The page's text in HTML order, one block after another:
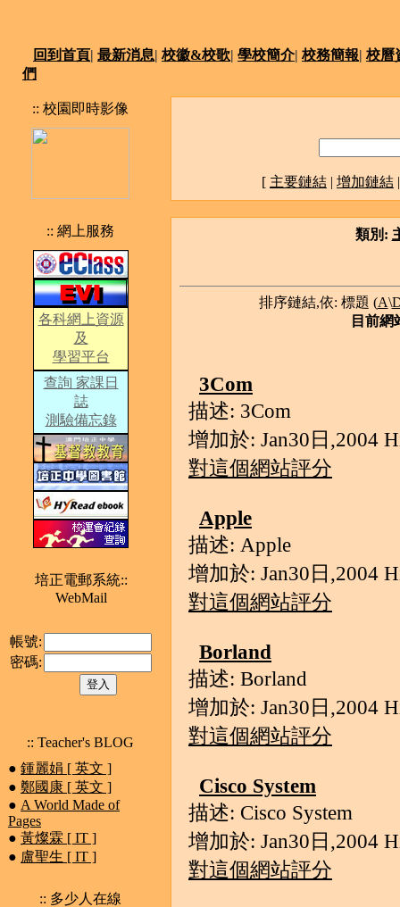
回到首頁| 最新消息| 校徽&校歌| 學校簡介| 校務簡報| 校曆
們
:: 校園即時影像
:: 網上服務
各科網上資源
及
學習平台
查詢 家課日
誌
測驗備忘錄
培正電郵系統::
WebMail
帳號:
密碼:
:: Teacher's BLOG
● 鍾麗娟 [ 英文 ]
● 鄭國康 [ 英文 ]
● A World Made of
Pages
● 黃燦霖 [ IT ]
● 盧聖生 [ IT ]
:: 多少人在線
[ 主要鏈結 | 增加鏈結
類別:
排序鏈結,依: 標題 (A\
目前網
3Com
描述: 3Com
增加於: Jan30日,2004
對這個網站評分
Apple
描述: Apple
增加於: Jan30日,2004
對這個網站評分
Borland
描述: Borland
增加於: Jan30日,2004
對這個網站評分
Cisco System
描述: Cisco System
增加於: Jan30日,2004
對這個網站評分